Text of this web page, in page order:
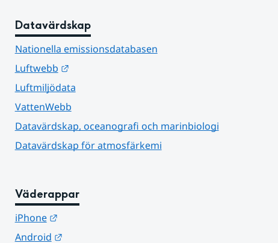
Datavärdskap
Nationella emissionsdatabasen
Luftwebb
Länk till annan webbplats.
Luftmiljödata
VattenWebb
Datavärdskap, oceanografi och marinbiologi
Datavärdskap för atmosfärkemi
Väderappar
iPhone
Länk till annan webbplats.
Android
Länk till annan webbplats.